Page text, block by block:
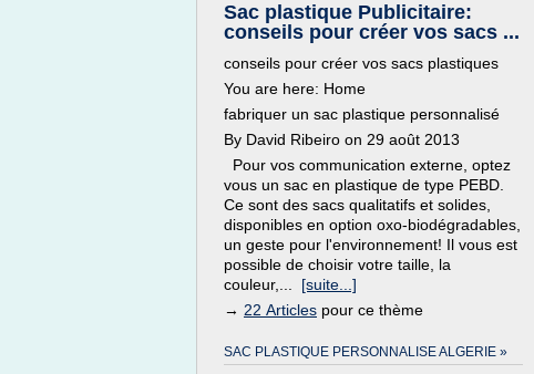
Sac plastique Publicitaire:
conseils pour créer vos sacs ...
conseils pour créer vos sacs plastiques
You are here: Home
fabriquer un sac plastique personnalisé
By David Ribeiro on 29 août 2013
Pour vos communication externe, optez
vous un sac en plastique de type PEBD.
Ce sont des sacs qualitatifs et solides,
disponibles en option oxo-biodégradables,
un geste pour l'environnement! Il vous est
possible de choisir votre taille, la
couleur,... [suite...]
→ 22 Articles pour ce thème
SAC PLASTIQUE PERSONNALISE ALGERIE »